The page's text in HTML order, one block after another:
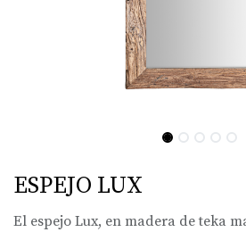
ESPEJO LUX
El espejo Lux, en madera de teka